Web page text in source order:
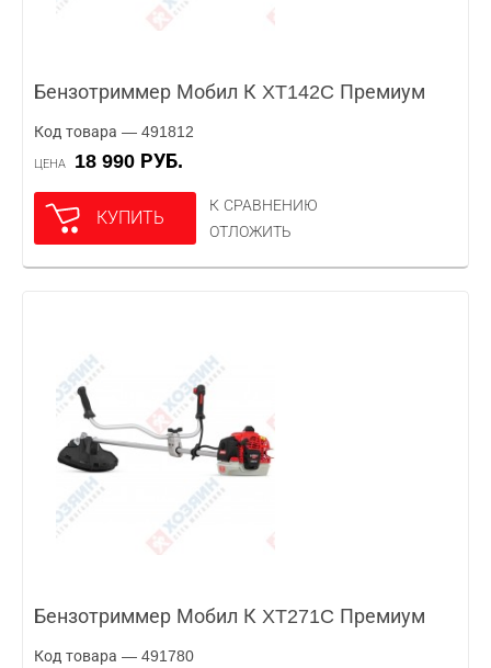
Бензотриммер Мобил К XT142C Премиум
Код товара — 491812
ЦЕНА 18 990 РУБ.
КУПИТЬ
К СРАВНЕНИЮ
ОТЛОЖИТЬ
Бензотриммер Мобил К XT271C Премиум
Код товара — 491780